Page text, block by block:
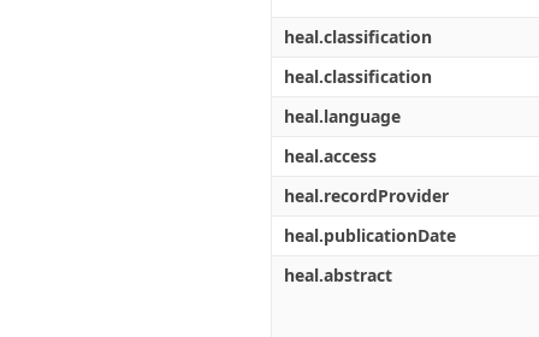
heal.classification
heal.classification
heal.language
heal.access
heal.recordProvider
heal.publicationDate
heal.abstract